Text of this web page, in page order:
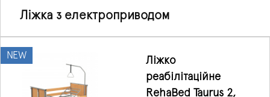
Ліжка з електроприводом
NEW
Ліжко
реабілітаційне
RehaBed Taurus 2,